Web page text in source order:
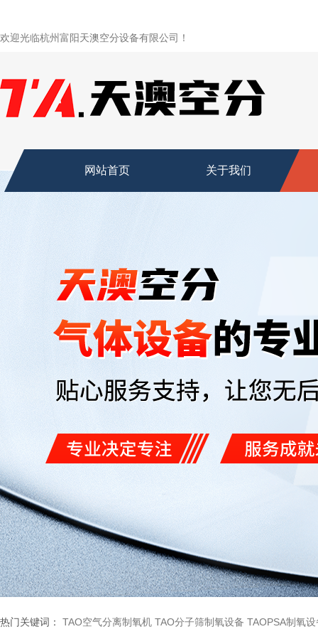
欢迎光临杭州富阳天澳空分设备有限公司！
网站首页 关于我们
热门关键词： TAO空气分离制氧机 TAO分子筛制氧设备 TAOPSA制氧设